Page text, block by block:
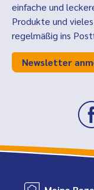
einfache und
Produkte und
regelmäßig ins
Newsletter